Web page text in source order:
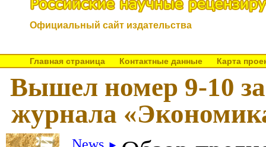
Официальный сайт издательства
Главная страница Контактные данные Карта
Вышел номер 9-10 за
журнала